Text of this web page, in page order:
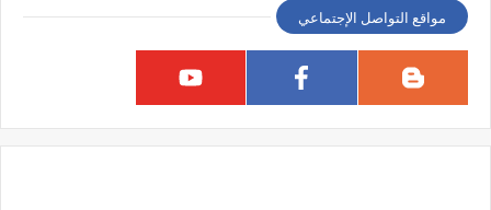
مواقع التواصل الإجتماعي